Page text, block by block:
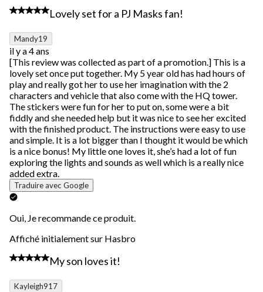
5 étoile(s) sur 5.
Lovely set for a PJ Masks fan!
Mandy19
il y a 4 ans
[This review was collected as part of a promotion.] This is a
lovely set once put together. My 5 year old has had hours of
play and really got her to use her imagination with the 2
characters and vehicle that also come with the HQ tower.
The stickers were fun for her to put on, some were a bit
fiddly and she needed help but it was nice to see her excited
with the finished product. The instructions were easy to use
and simple. It is a lot bigger than I thought it would be which
is a nice bonus! My little one loves it, she’s had a lot of fun
exploring the lights and sounds as well which is a really nice
added extra.
Traduire avec Google
Oui, Je recommande ce produit.
Affiché initialement sur Hasbro
4 étoile(s) sur 5.
My son loves it!
Kayleigh917